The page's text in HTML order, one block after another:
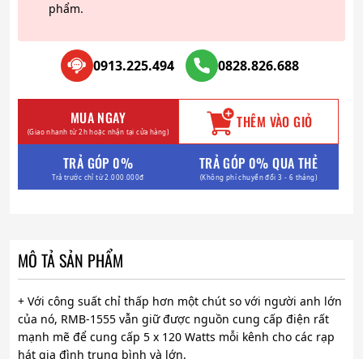
phẩm.
0913.225.494 0828.826.688
MUA NGAY
(Giao nhanh từ 2h hoặc nhận tại cửa hàng) THÊM VÀO GIỎ
TRẢ GÓP 0%
Trả trước chỉ từ 2.000.000đ
TRẢ GÓP 0% QUA THẺ
(Không phí chuyển đổi 3 - 6 tháng)
MÔ TẢ SẢN PHẨM
+ Với công suất chỉ thấp hơn một chút so với người anh lớn
của nó, RMB-1555 vẫn giữ được nguồn cung cấp điện rất
mạnh mẽ để cung cấp 5 x 120 Watts mỗi kênh cho các rạp
hát gia đình trung bình và lớn.